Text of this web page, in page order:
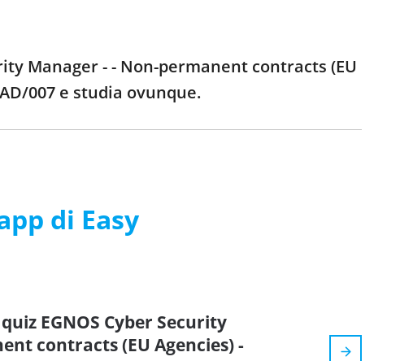
Manager - - Non-permanent contracts (EU
007 e studia ovunque.
di Easy
EGNOS Cyber Security
contracts (EU Agencies) -